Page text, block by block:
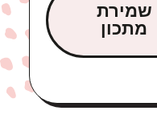
שמירת
מתכון